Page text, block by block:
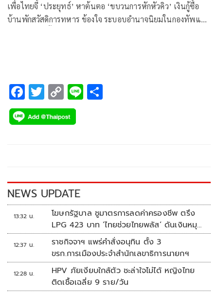
เพื่อไทยจี้ ‘ประยุทธ์’ หาต้นตอ ‘ขบวนการหักหัวคิว’ เงินกู้ซื้อ
บ้านพักสวัสดิการทหาร ข้องใจ ระบอบอำนาจนิยมในกองทัพแผ่
F
ac
e
k
T
wi
tt
C
o
p
k
Li
NEWS UPDATE
13:32 น.
โฆษกรัฐบาล ชูมาตรการลดค่าครองชีพ ตรึง
LPG 423 บาท ‘ไทยช่วยไทยพลัส’ ดันเงินหมุน
แสนล้าน
12:37 น.
ราชกิจจาฯ แพร่คำสั่งอนุทิน ตั้ง 3
ขรก.การเมืองประจำสำนักเลขาธิการนายกฯ
12:28 น.
HPV ภัยเงียบใกล้ตัว ชะล่าใจไม่ได้ หญิงไทย
ติดเชื้อเฉลี่ย 9 ราย/วัน